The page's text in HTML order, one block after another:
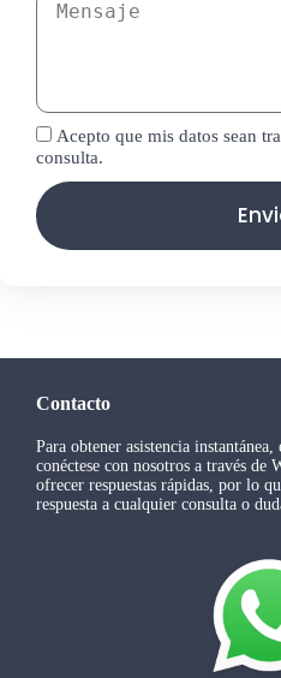
Acepto que mis datos sean
consulta.
Contacto
Para obtener asistencia
conéctese con nosotros a través de
ofrecer respuestas rápidas, por lo
respuesta a cualquier consulta o